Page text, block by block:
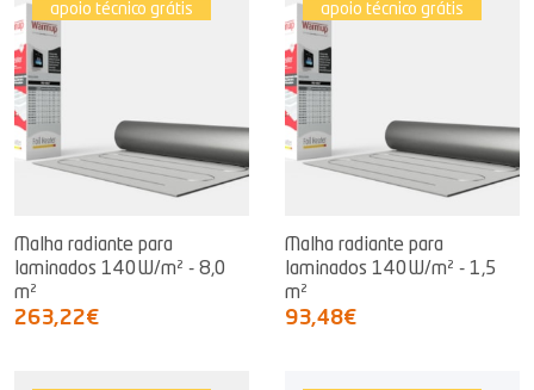
apoio técnico grátis
Malha radiante para
laminados 140W/m² - 8,0
m²
263,22€
apoio técnico grátis
Malha radiante para
laminados 140W/m² - 1,5
m²
93,48€